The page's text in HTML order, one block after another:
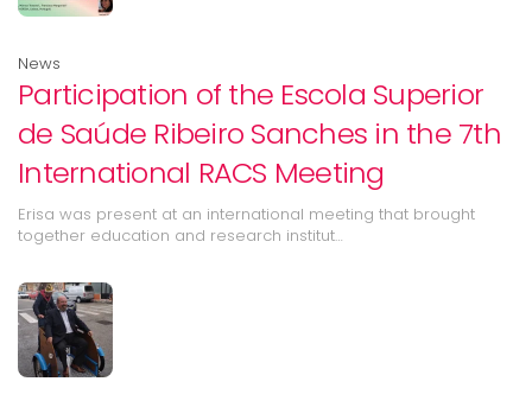
News
Participation of the Escola Superior
de Saúde Ribeiro Sanches in the 7th
International RACS Meeting
Erisa was present at an international meeting that brought
together education and research institut…